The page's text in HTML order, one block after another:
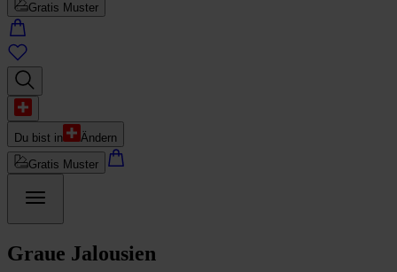
Gratis Muster
Du bist in
Ändern
Gratis Muster
Graue Jalousien